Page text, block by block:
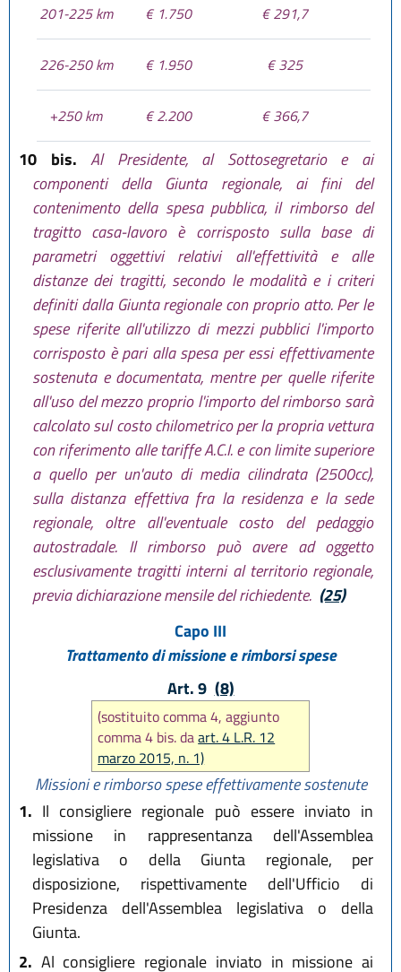
201-225 km € 1.750 € 291,7
226-250 km € 1.950 € 325
+250 km € 2.200 € 366,7
10 bis. Al Presidente, al Sottosegretario e ai
componenti della Giunta regionale, ai fini del
contenimento della spesa pubblica, il rimborso del
tragitto casa-lavoro è corrisposto sulla base di
parametri oggettivi relativi all'effettività e alle
distanze dei tragitti, secondo le modalità e i criteri
definiti dalla Giunta regionale con proprio atto. Per le
spese riferite all'utilizzo di mezzi pubblici l'importo
corrisposto è pari alla spesa per essi effettivamente
sostenuta e documentata, mentre per quelle riferite
all'uso del mezzo proprio l'importo del rimborso sarà
calcolato sul costo chilometrico per la propria vettura
con riferimento alle tariffe A.C.I. e con limite superiore
a quello per un'auto di media cilindrata (2500cc),
sulla distanza effettiva fra la residenza e la sede
regionale, oltre all'eventuale costo del pedaggio
autostradale. Il rimborso può avere ad oggetto
esclusivamente tragitti interni al territorio regionale,
previa dichiarazione mensile del richiedente. (25)
Capo III
Trattamento di missione e rimborsi spese
Art. 9 (8)
(sostituito comma 4, aggiunto
comma 4 bis. daart. 4 L.R. 12
marzo 2015, n. 1)
Missioni e rimborso spese effettivamente sostenute
1. Il consigliere regionale può essere inviato in
missione in rappresentanza dell'Assemblea
legislativa o della Giunta regionale, per
disposizione, rispettivamente dell'Ufficio di
Presidenza dell'Assemblea legislativa o della
Giunta.
2. Al consigliere regionale inviato in missione ai